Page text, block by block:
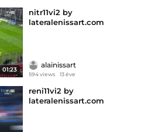
01:23
nitr11vi2 by
lateralenissart.com
alainissart
594 views 13 éve
reni11vi2 by
lateralenissart.com